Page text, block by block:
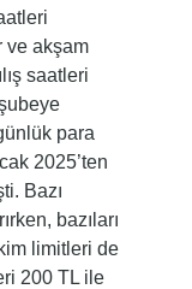
ve akşam
saatleri
para
2025’ten
Bazı
bazıları
limitleri de
200 TL ile